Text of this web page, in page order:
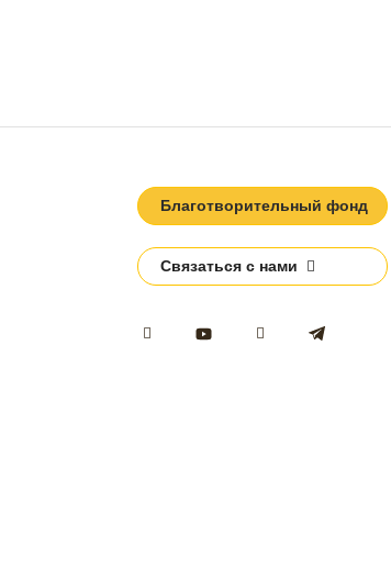
Благотворительный фонд
Связаться с нами